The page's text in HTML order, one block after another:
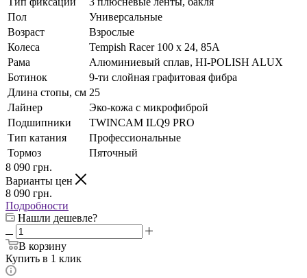
Пол
Универсальные
Возраст
Взрослые
Колеса
Tempish Racer 100 x 24, 85A
Рама
Алюминиевый сплав, HI-POLISH ALUX
Ботинок
9-ти слойная графитовая фибра
Длина стопы, см 25
Лайнер
Эко-кожа с микрофиброй
Подшипники
TWINCAM ILQ9 PRO
Тип катания
Профессиональные
Тормоз
Пяточный
8 090 грн.
Варианты цен
8 090 грн.
Подробности
Нашли дешевле?
В корзину
Купить в 1 клик